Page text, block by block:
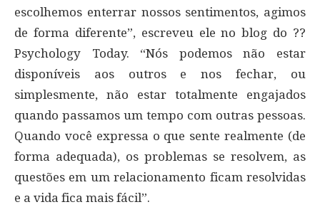
escolhemos enterrar nossos sentimentos, agimos
de forma diferente”, escreveu ele no blog do ??
Psychology Today. “Nós podemos não estar
disponíveis aos outros e nos fechar, ou
simplesmente, não estar totalmente engajados
quando passamos um tempo com outras pessoas.
Quando você expressa o que sente realmente (de
forma adequada), os problemas se resolvem, as
questões em um relacionamento ficam resolvidas
e a vida fica mais fácil”.